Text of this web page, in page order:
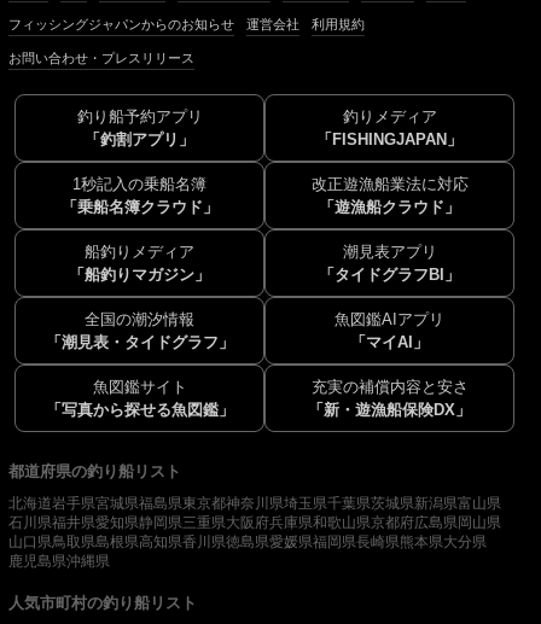
フィッシングジャパンからのお知らせ 運営会社 利用規約
お問い合わせ・プレスリリース
釣り船予約アプリ
「釣割アプリ」
釣りメディア
「FISHINGJAPAN」
1秒記入の乗船名簿
「乗船名簿クラウド」
改正遊漁船業法に対応
「遊漁船クラウド」
船釣りメディア
「船釣りマガジン」
潮見表アプリ
「タイドグラフBI」
全国の潮汐情報
「潮見表・タイドグラフ」
魚図鑑AIアプリ
「マイAI」
魚図鑑サイト
「写真から探せる魚図鑑」
充実の補償内容と安さ
「新・遊漁船保険DX」
都道府県の釣り船リスト
北海道岩手県宮城県福島県東京都神奈川県埼玉県千葉県茨城県新潟県富山県
石川県福井県愛知県静岡県三重県大阪府兵庫県和歌山県京都府広島県岡山県
山口県鳥取県島根県高知県香川県徳島県愛媛県福岡県長崎県熊本県大分県
鹿児島県沖縄県
人気市町村の釣り船リスト